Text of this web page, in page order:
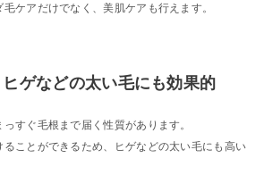
ケアだけでなく、美肌ケアも行えます。
ゲなどの太い毛にも効果的
すぐ毛根まで届く性質があります。
ことができるため、ヒゲなどの太い毛にも高い